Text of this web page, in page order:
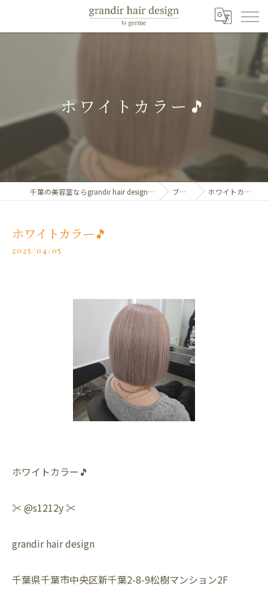
ホワイトカラー🎵
千葉の美容室ならgrandir hair design by germe ブログ ホワイトカラー🎵
ホワイトカラー🎵
2025/04/05
ホワイトカラー🎵
✂️ @s1212y ✂️
grandir hair design
千葉県千葉市中央区新千葉2-8-9松樹マンション2F